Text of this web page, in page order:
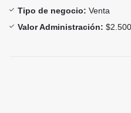
Tipo de negocio: Venta
Valor Administración: